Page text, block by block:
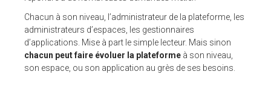
Chacun à son niveau, l’administrateur de la plateforme, les
administrateurs d’espaces, les gestionnaires
d’applications. Mise à part le simple lecteur. Mais sinon
chacun peut faire évoluer la plateforme à son niveau,
son espace, ou son application au grès de ses besoins.